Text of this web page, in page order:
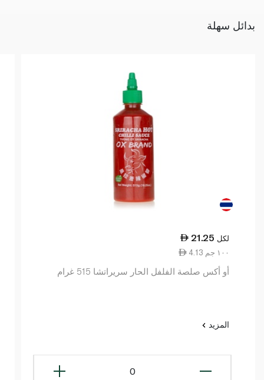
بدائل سهلة
21.25 لكل
4.13 ١٠٠ جم
أو أكس صلصة الفلفل الحار سريراتشا 515 غرام
المزيد
0